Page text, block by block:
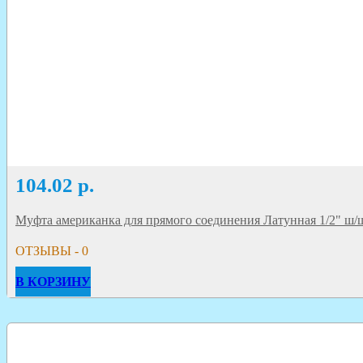
104.02 р.
Муфта американка для прямого соединения Латунная 1/2" ш/
ОТЗЫВЫ - 0
В КОРЗИНУ